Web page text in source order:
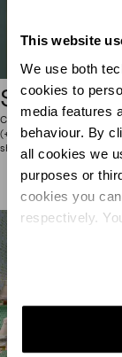
This website
We use both
cookies to
media features
behaviour. By
all cookies we
purposes or
cookies you
respectively.
Abonnez-vous
dernières
São
CJ Shops – Shoe Salon
(+11) 3198 8226
shoessalon@cjshops.com.br
VOIR LES DÉTAILS
VOIR LA CARTE